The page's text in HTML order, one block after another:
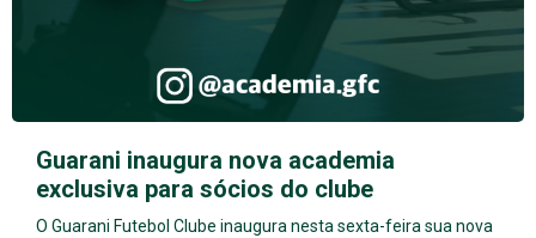
Guarani inaugura nova academia
exclusiva para sócios do clube
O Guarani Futebol Clube inaugura nesta sexta-feira sua nova